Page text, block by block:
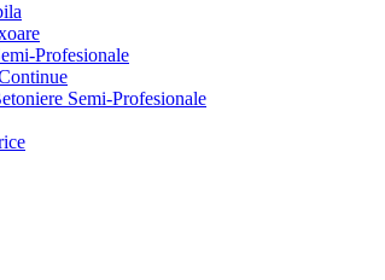
Profesionale
Semi-Profesionale